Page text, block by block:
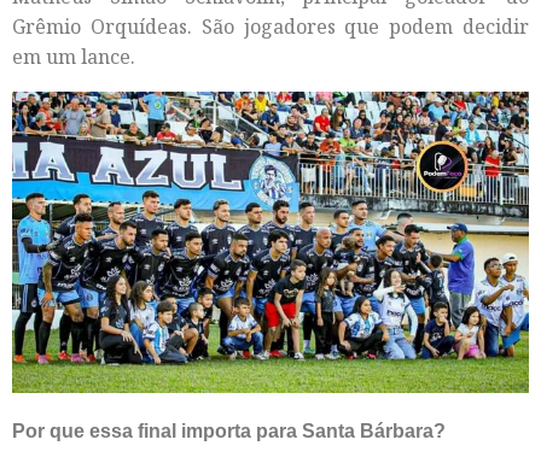
Grêmio Orquídeas. São jogadores que podem decidir
em um lance.
Por que essa final importa para Santa Bárbara?